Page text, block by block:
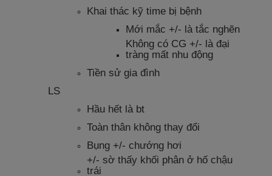
Khai thác kỹ time bị bệnh
Mới mắc +/- là tắc nghẽn
Không có CG +/- là đại
tràng mất nhu động
Tiền sử gia đình
LS
Hầu hết là bt
Toàn thân không thay đổi
Bụng +/- chướng hơi
+/- sờ thấy khối phân ở hố chậu
trái